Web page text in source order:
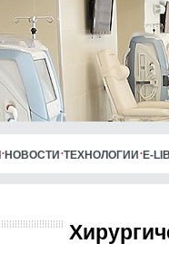
НОВОСТИ ТЕХНОЛОГИИ E-